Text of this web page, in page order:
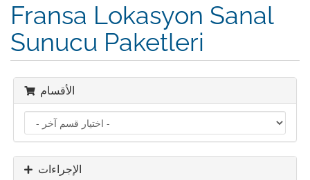
Fransa Lokasyon Sanal
Sunucu Paketleri
الأقسام
الإجراءات